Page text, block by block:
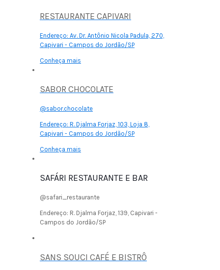
RESTAURANTE CAPIVARI
Endereço: Av. Dr. Antônio Nicola Padula, 270,
Capivari - Campos do Jordão/SP
Conheça mais
SABOR CHOCOLATE
@sabor.chocolate
Endereço: R. Djalma Forjaz, 103, Loja 8,
Capivari - Campos do Jordão/SP
Conheça mais
SAFÁRI RESTAURANTE E BAR
@safari_restaurante
Endereço: R. Djalma Forjaz, 139, Capivari -
Campos do Jordão/SP
SANS SOUCI CAFÉ E BISTRÔ